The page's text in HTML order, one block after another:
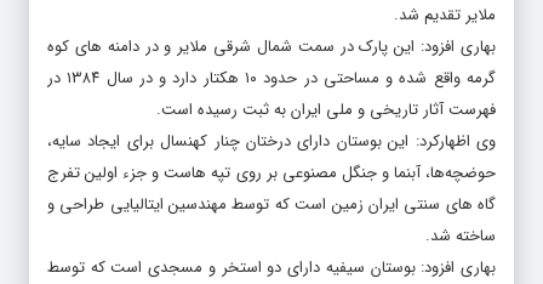
ملایر تقدیم شد.
بهاری افزود: این پارک در سمت شمال شرقی ملایر و در دامنه های کوه
گرمه واقع شده و مساحتی در حدود ۱۰ هکتار دارد و در سال ۱۳۸۴ در
فهرست آثار تاریخی و ملی ایران به ثبت رسیده است.
وی اظهارکرد: این بوستان دارای درختان چنار کهنسال برای ایجاد سایه،
حوضچه‌ها، آبنما و جنگل مصنوعی بر روی تپه هاست و جزء اولین تفرج
گاه های سنتی ایران زمین است که توسط مهندسین ایتالیایی طراحی و
ساخته شد.
بهاری افزود: بوستان سیفیه دارای دو استخر و مسجدی است که توسط